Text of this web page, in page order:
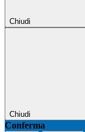
Chiudi
Chiudi
Conferma